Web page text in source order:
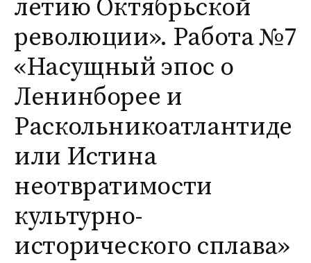
о
м
летию Октябрьской
революции». Работа №7
«Насущный эпос о
Ленинборее и
Раскольникоатлантиде
или Истина
неотвратимости
культурно-
исторического сплава»